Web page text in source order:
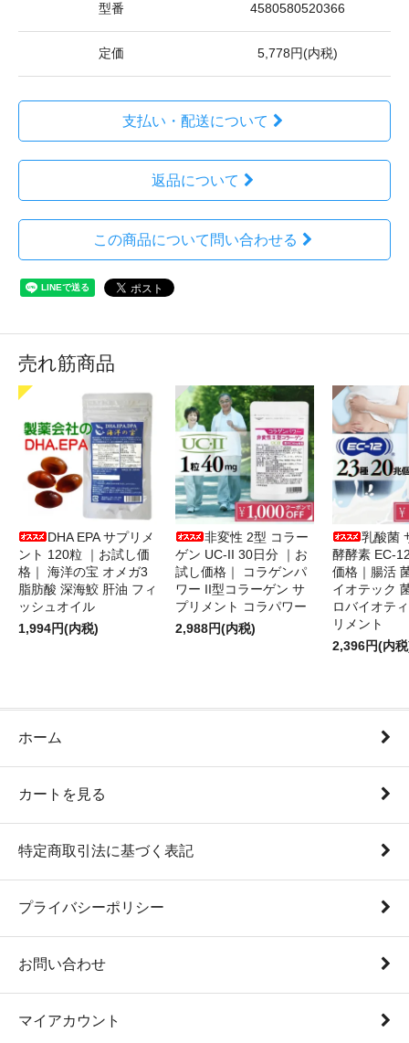
型番 4580580520366
定価 5,778円(内税)
支払い・配送について
返品について
この商品について問い合わせる
売れ筋商品
DHA EPA サプリメ
ント 120粒 ｜お試し価
格｜ 海洋の宝 オメガ3
脂肪酸 深海鮫 肝油 フィ
ッシュオイル
1,994円(内税)
非変性 2型 コラー
ゲン UC-II 30日分 ｜お
試し価格｜ コラゲンパ
ワー II型コラーゲン サ
プリメント コラパワー
2,988円(内税)
乳酸菌
酵酵素 EC-
価格｜腸活
イオテック
ロバイオテ
リメント
2,396円(内
ホーム
カートを見る
特定商取引法に基づく表記
プライバシーポリシー
お問い合わせ
マイアカウント